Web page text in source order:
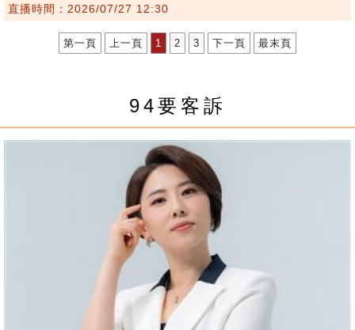
直播時間：2026/07/27 12:30
第一頁 上一頁 1 2 3 下一頁 最末頁
94要客訴